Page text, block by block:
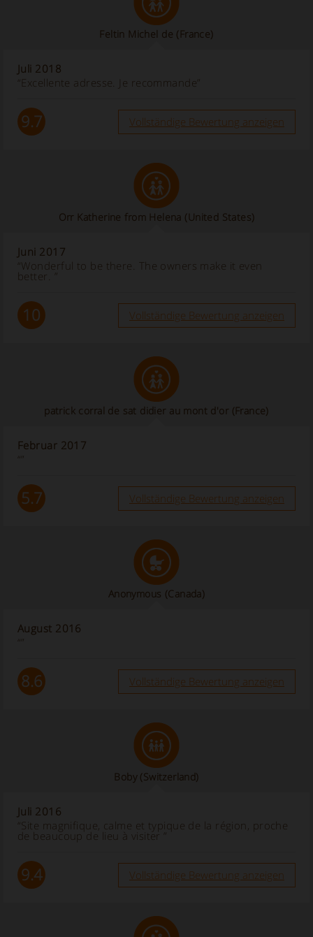
Feltin Michel de (France)
Juli 2018
“Excellente adresse. Je recommande”
9.7 Vollständige Bewertung anzeigen
Orr Katherine from Helena (United States)
Juni 2017
“Wonderful to be there. The owners make it even
better. ”
10 Vollständige Bewertung anzeigen
patrick corral de sat didier au mont d'or (France)
Februar 2017
“”
5.7 Vollständige Bewertung anzeigen
Anonymous (Canada)
August 2016
“”
8.6 Vollständige Bewertung anzeigen
Boby (Switzerland)
Juli 2016
“Site magnifique, calme et typique de la région, proche
de beaucoup de lieu à visiter ”
9.4 Vollständige Bewertung anzeigen